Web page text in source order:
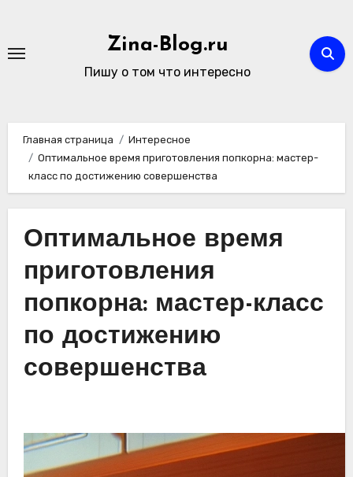
содержимому
Zina-Blog.ru
Пишу о том что интересно
Главная страница
Интересное
Оптимальное время приготовления попкорна: мастер-
класс по достижению совершенства
Оптимальное время
приготовления
попкорна: мастер-класс
по достижению
совершенства